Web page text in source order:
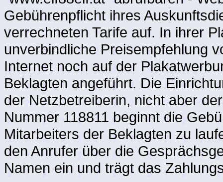
Gebührenpflicht ihres
verrechneten Tarife auf. In ihrer
unverbindliche Preisempfehlung
Internet noch auf der
Beklagten angeführt. Die
der Netzbetreiberin, nicht aber
Nummer 118811 beginnt die
Mitarbeiters der Beklagten zu
den Anrufer über die
Namen ein und trägt das